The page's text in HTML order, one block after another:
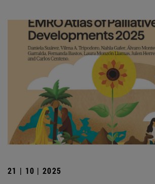
21 | 10 | 2025